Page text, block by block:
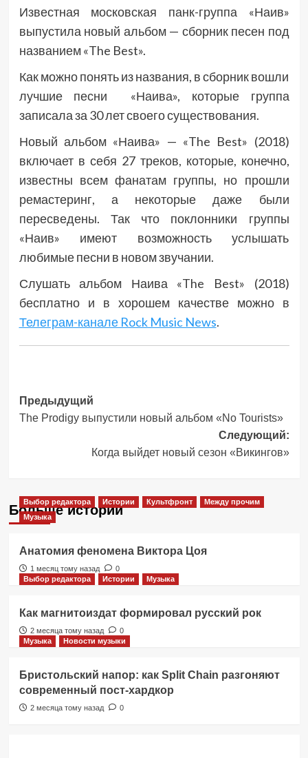
Известная московская панк-группа «Наив»
выпустила новый альбом — сборник песен под
названием «The Best».
Как можно понять из названия, в сборник вошли
лучшие песни «Наива», которые группа
записала за 30 лет своего существования.
Новый альбом «Наива» — «The Best» (2018)
включает в себя 27 треков, которые, конечно,
известны всем фанатам группы, но прошли
ремастеринг, а некоторые даже были
пересведены. Так что поклонники группы
«Наив» имеют возможность услышать
любимые песни в новом звучании.
Слушать альбом Наива «The Best» (2018)
бесплатно и в хорошем качестве можно в
Телеграм-канале Rock Music News.
Навигация
записи
Предыдущий
The Prodigy выпустили новый альбом «No Tourists»
Следующий:
Когда выйдет новый сезон «Викингов»
Больше историй
Выбор редактора Истории Культфронт
Между прочим
Музыка
Анатомия феномена Виктора Цоя
1 месяц тому назад
0
Выбор редактора
Истории Музыка
Как магнитоиздат формировал русский рок
2 месяца тому назад
0
Музыка
Новости музыки
Бристольский напор: как Split Chain разгоняют
современный пост-хардкор
2 месяца тому назад 0